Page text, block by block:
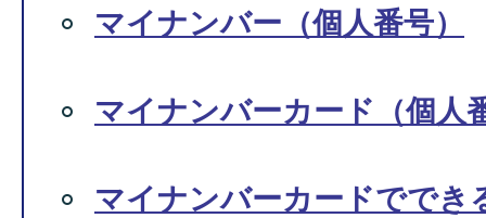
マイナンバー（個人番号）
マイナンバーカード（個人
マイナンバーカードででき